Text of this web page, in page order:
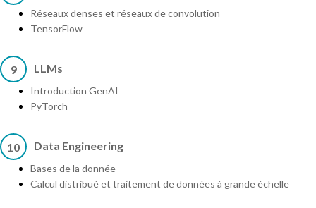
Réseaux denses et réseaux de convolution
TensorFlow
9 LLMs
Introduction GenAI
PyTorch
10 Data Engineering
Bases de la donnée
Calcul distribué et traitement de données à grande échelle